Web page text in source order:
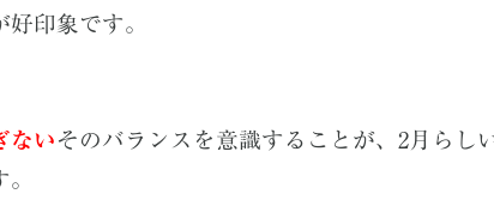
印象です。
ない そのバランスを意識することが、2月らし